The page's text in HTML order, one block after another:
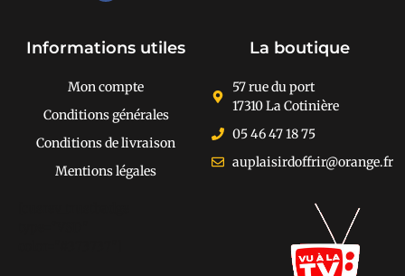
Informations utiles
Mon compte
Conditions générales
Conditions de livraison
Mentions légales
La boutique
57 rue du port
17310 La Cotinière
05 46 47 18 75
auplaisirdoffrir@orange.fr